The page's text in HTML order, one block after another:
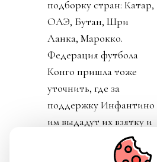
подборку стран: Катар,
ОАЭ, Бутан, Шри
Ланка, Марокко.
Федерация футбола
Конго пришла тоже
уточнить, где за
поддержку Инфантино
им выдадут их взятку и
поблагодарить лично
товарища Инфантино за